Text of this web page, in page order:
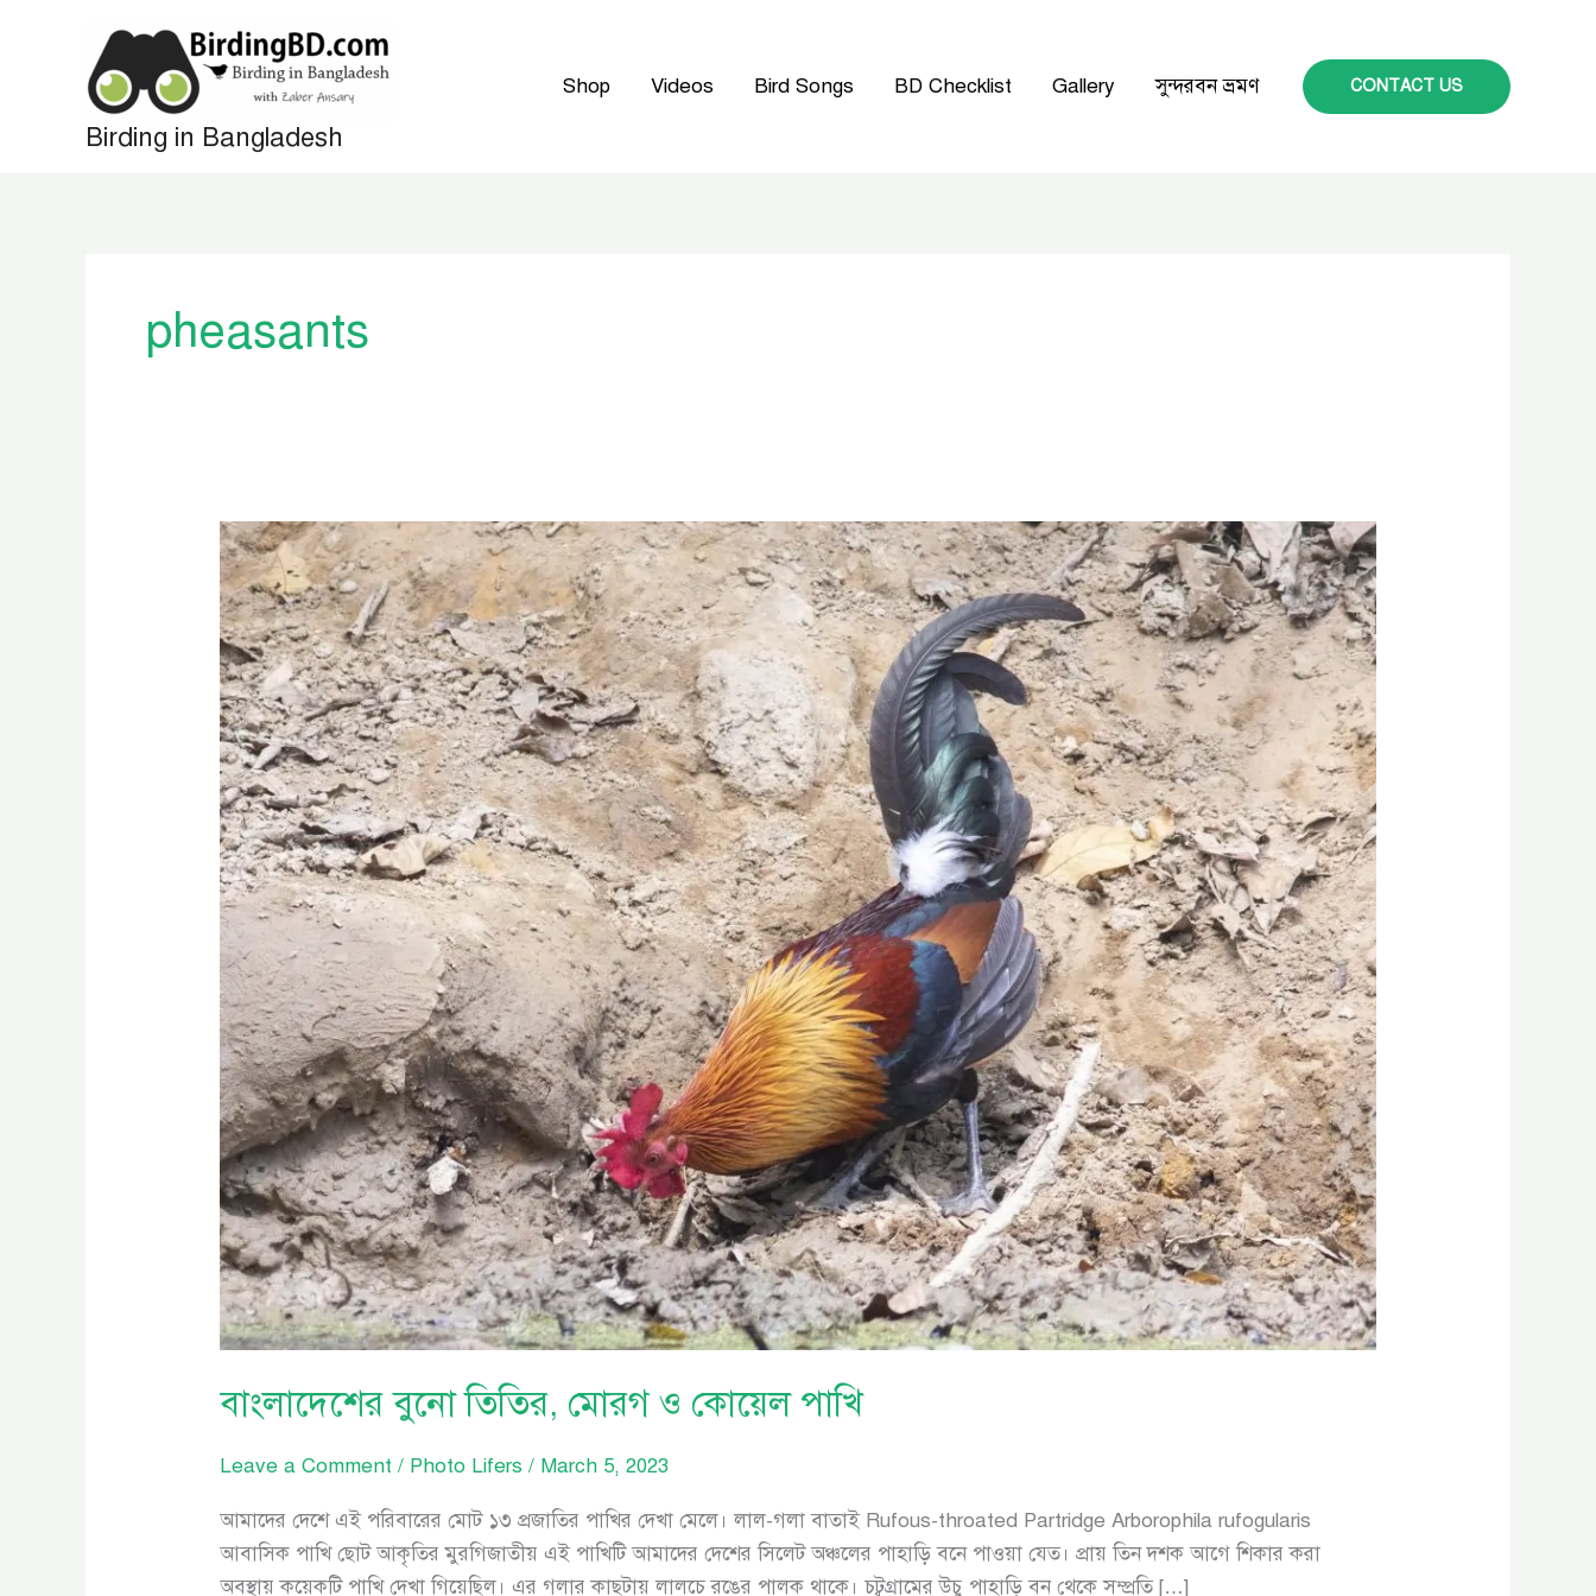
Birding in Bangladesh
Shop Videos Bird Songs BD Checklist Gallery সুন্দরবন ভ্রমণ CONTACT US
pheasants
বাংলাদেশের বুনো তিতির, মোরগ ও কোয়েল পাখি
Leave a Comment / Photo Lifers / March 5, 2023
আমাদের দেশে এই পরিবারের মোট ১৩ প্রজাতির পাখির দেখা মেলে। লাল-গলা বাতাই Rufous-throated Partridge Arborophila rufogularis
আবাসিক পাখি ছোট আকৃতির মুরগিজাতীয় এই পাখিটি আমাদের দেশের সিলেট অঞ্চলের পাহাড়ি বনে পাওয়া যেত। প্রায় তিন দশক আগে শিকার করা
অবস্থায় কয়েকটি পাখি দেখা গিয়েছিল। এর গলার কাছটায় লালচে রঙের পালক থাকে। চট্বগ্রামের উচু পাহাড়ি বন থেকে সম্প্রতি […]
বাংলাদেশের
বুনো
তিতির,
মোরগ
ও
কোয়েল
পাখি